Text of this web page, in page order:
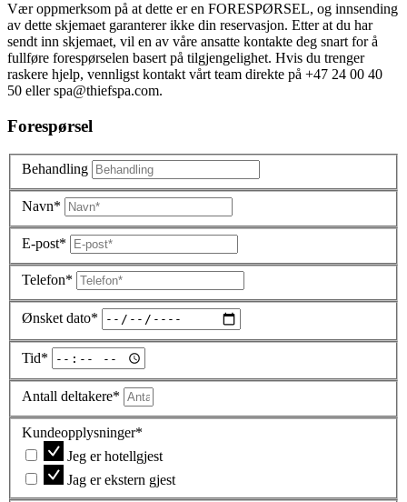
Vær oppmerksom på at dette er en FORESPØRSEL, og innsending
av dette skjemaet garanterer ikke din reservasjon. Etter at du har
sendt inn skjemaet, vil en av våre ansatte kontakte deg snart for å
fullføre forespørselen basert på tilgjengelighet. Hvis du trenger
raskere hjelp, vennligst kontakt vårt team direkte på +47 24 00 40
50 eller spa@thiefspa.com.
Forespørsel
Behandling
Navn*
E-post*
Telefon*
Ønsket dato*
Tid*
Antall deltakere*
Kundeopplysninger*
Jeg er hotellgjest
Jag er ekstern gjest